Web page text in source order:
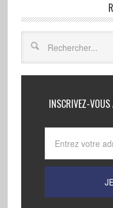
INSCRIVEZ-VOUS